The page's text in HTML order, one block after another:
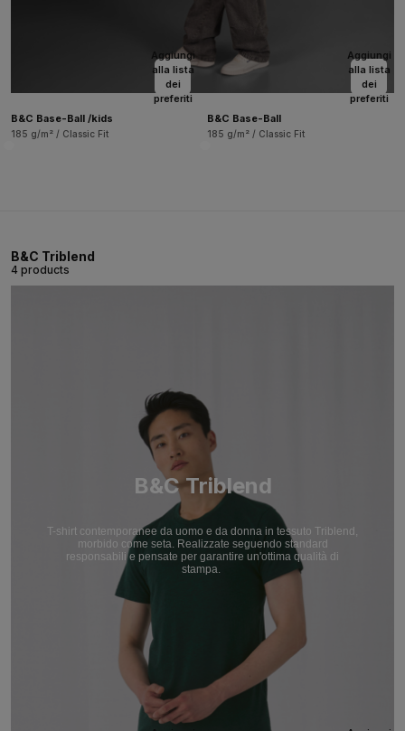
Aggiungi
alla lista
dei
preferiti
B&C Base-Ball /kids
185 g/m² / Classic Fit
Aggiungi
alla lista
dei
preferiti
B&C Base-Ball
185 g/m² / Classic Fit
B&C Triblend
4 products
B&C Triblend
T-shirt contemporanee da uomo e da donna in tessuto Triblend,
morbido come seta. Realizzate seguendo standard
responsabili e pensate per garantire un'ottima qualità di
stampa.